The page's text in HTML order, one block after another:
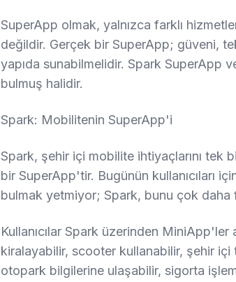
SuperApp olmak, yalnızca farklı
değildir. Gerçek bir SuperApp; güveni,
yapıda sunabilmelidir. Spark SuperApp
bulmuş halidir.
Spark: Mobilitenin SuperApp'i
Spark, şehir içi mobilite ihtiyaçlarını tek
bir SuperApp'tir. Bugünün kullanıcıları
bulmak yetmiyor; Spark, bunu çok daha
Kullanıcılar Spark üzerinden MiniApp'ler
kiralayabilir, scooter kullanabilir, şehir
otopark bilgilerine ulaşabilir, sigorta